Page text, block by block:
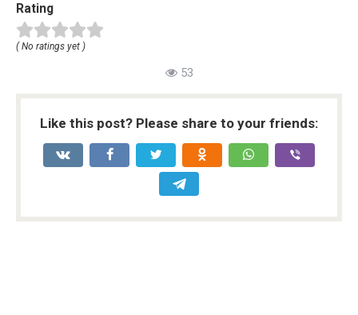
Rating
( No ratings yet )
53
Like this post? Please share to your friends: